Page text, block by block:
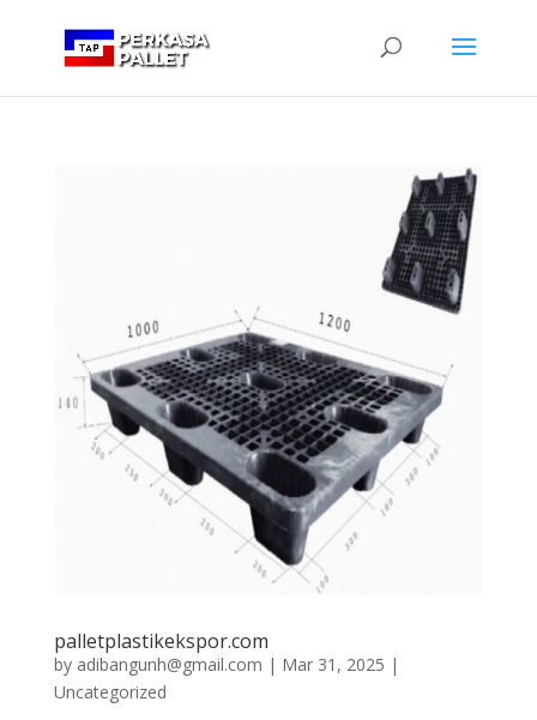
palletplastikekspor.com
by adibangunh@gmail.com | Mar 31, 2025 |
Uncategorized